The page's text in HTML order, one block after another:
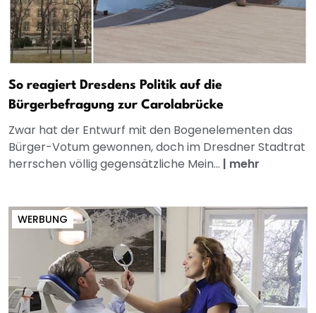
So reagiert Dresdens Politik auf die
Bürgerbefragung zur Carolabrücke
Zwar hat der Entwurf mit den Bogenelementen das
Bürger-Votum gewonnen, doch im Dresdner Stadtrat
herrschen völlig gegensätzliche Mein... | mehr
WERBUNG